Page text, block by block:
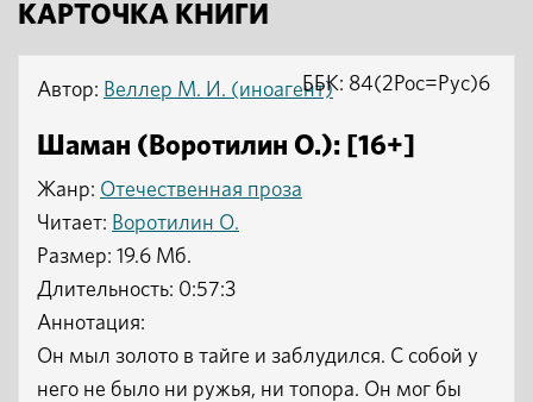
КАРТОЧКА КНИГИ
Автор: Веллер М. И. (иноагент)
Шаман (Воротилин О.): [16+]
Жанр: Отечественная проза
Читает: Воротилин О.
ББК: 84(2Рос=Рус)6
Размер: 19.6 Мб.
Длительность: 0:57:3
Аннотация:
Он мыл золото в тайге и заблудился. С собой у
него не было ни ружья, ни топора. Он мог бы